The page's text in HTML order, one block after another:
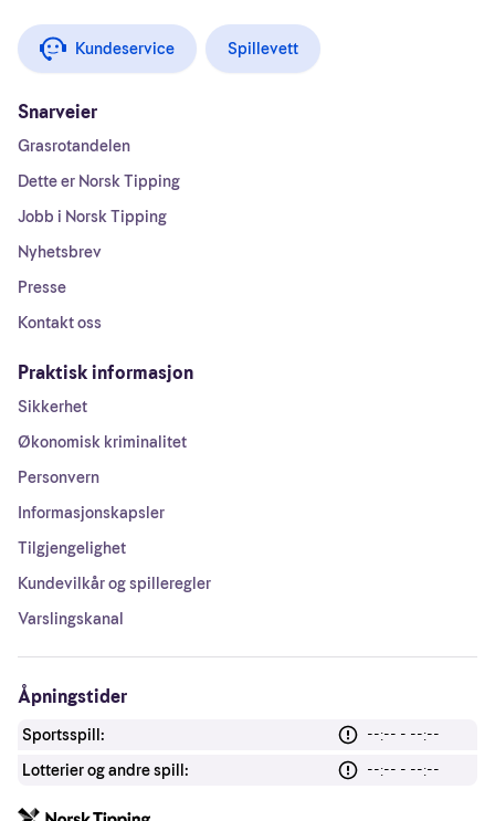
Kundeservice Spillevett
Snarveier
Grasrotandelen
Dette er Norsk Tipping
Jobb i Norsk Tipping
Nyhetsbrev
Presse
Kontakt oss
Praktisk informasjon
Sikkerhet
Økonomisk kriminalitet
Personvern
Informasjonskapsler
Tilgjengelighet
Kundevilkår og spilleregler
Varslingskanal
Åpningstider
Sportsspill:
--:-- - --:--
Lotterier og andre spill:
--:-- - --:--